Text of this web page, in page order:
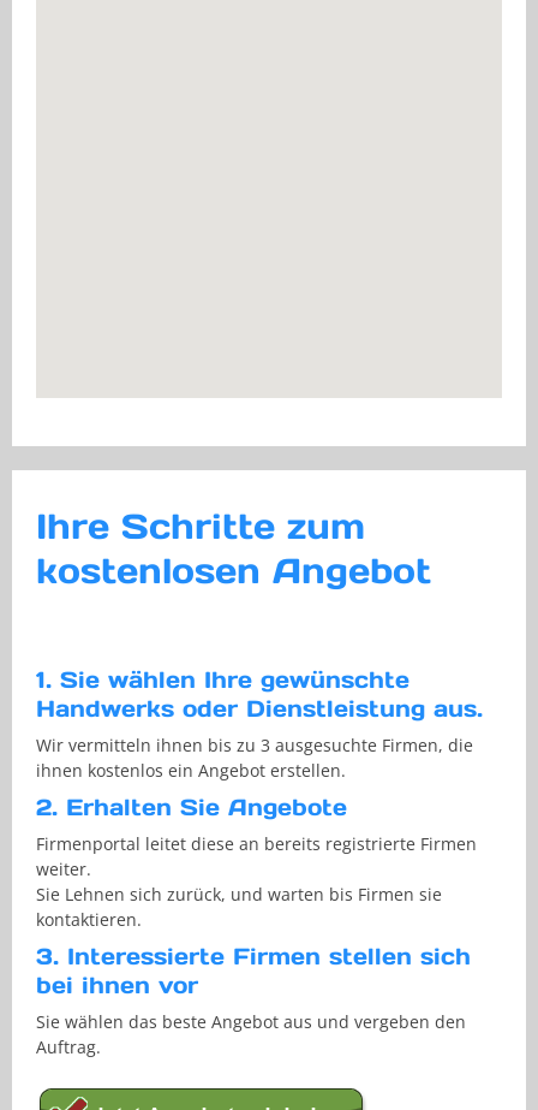
Ihre Schritte zum
kostenlosen Angebot
1. Sie wählen Ihre gewünschte
Handwerks oder Dienstleistung aus.
Wir vermitteln ihnen bis zu 3 ausgesuchte Firmen, die
ihnen kostenlos ein Angebot erstellen.
2. Erhalten Sie Angebote
Firmenportal leitet diese an bereits registrierte Firmen
weiter.
Sie Lehnen sich zurück, und warten bis Firmen sie
kontaktieren.
3. Interessierte Firmen stellen sich
bei ihnen vor
Sie wählen das beste Angebot aus und vergeben den
Auftrag.